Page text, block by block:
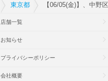
東京都 【06/05(金)】、中野
店舗一覧
お知らせ
プライバシーポリシー
会社概要